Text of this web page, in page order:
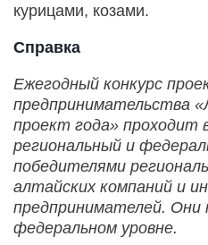
курицами, козами.
Справка
Ежегодный конкурс
предпринимательства
проект года» проходит
региональный и
победителями
алтайских компаний и
предпринимателей. Они
федеральном уровне.